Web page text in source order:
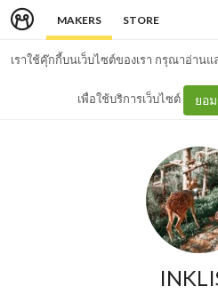
MAKERS STORE
เราใช้คุ๊กกี้บนเว็บไซต์ของเรา กรุณาอ่าน
เพื่อใช้บริการเว็บไซต์ ยอ